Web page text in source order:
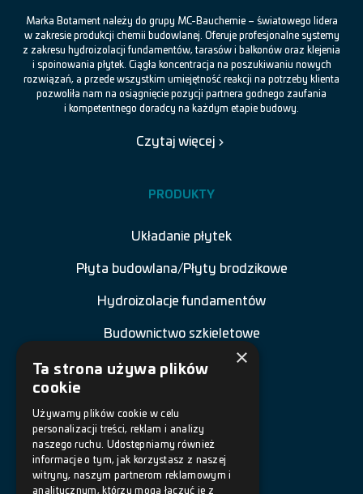
Marka Botament należy do grupy MC-Bauchemie – światowego lidera
w zakresie produkcji chemii budowlanej. Oferuje profesjonalne systemy
z zakresu hydroizolacji fundamentów, tarasów i balkonów oraz klejenia
i spoinowania płytek. Ciągła koncentracja na poszukiwaniu nowych
rozwiązań, a przede wszystkim umiejętność reakcji na potrzeby klienta
pozwoliła nam na osiągnięcie pozycji partnera godnego zaufania
i kompetentnego doradcy na każdym etapie budowy.
Czytaj więcej
PRODUKTY
Układanie płytek
Płyta budowlana/Płyty brodzikowe
Hydroizolacje fundamentów
Budownictwo szkieletowe
Renowacja budowli
Posadzki żywiczne
Akcesoria
×
Ta strona używa plików
cookie
Używamy plików cookie w celu
personalizacji treści, reklam i analizy
naszego ruchu. Udostępniamy również
informacje o tym, jak korzystasz z naszej
witryny, naszym partnerom reklamowym i
analitycznym, którzy mogą łączyć je z